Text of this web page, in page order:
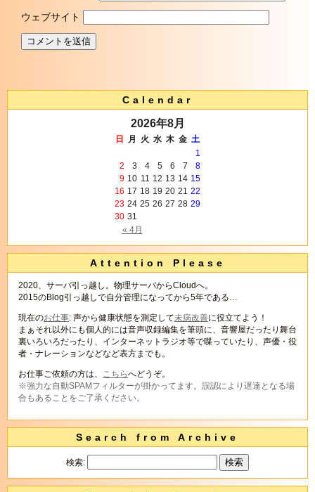
ウェブサイト
Calendar
2026年8月
日 月 火 水 木 金 土
« 4月
1
2
3 4 5 6 7
8
9 10 11 12 13 14 15
16 17 18 19 20 21 22
23 24 25 26 27 28 29
30 31
Attention Please
2020、サーバ引っ越し。物理サーバからCloudへ。
2015のBlog引っ越しで自分管理になってから5年である…
現在のお仕事: 声から健康状態を測定して未病改善に役立てよう！
まぁそれ以外にも個人的には音声収録編集を筆頭に、音響屋だったり舞台
裏いろいろだったり、インターネットラジオ等で喋っていたり、声優・役
者・ナレーションなどなど表方までも。
お仕事ご依頼の方は、 こちらへどうぞ。
※強力な自動SPAMフィルターが掛かってます。誤認により遅達となる場
合もあることをご了承ください。
Search from Archive
検索: